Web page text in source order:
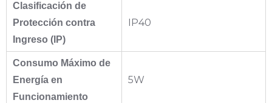
Clasificación de
Protección contra
Ingreso (IP)
IP40
Consumo Máximo de
Energía en
Funcionamiento
5W